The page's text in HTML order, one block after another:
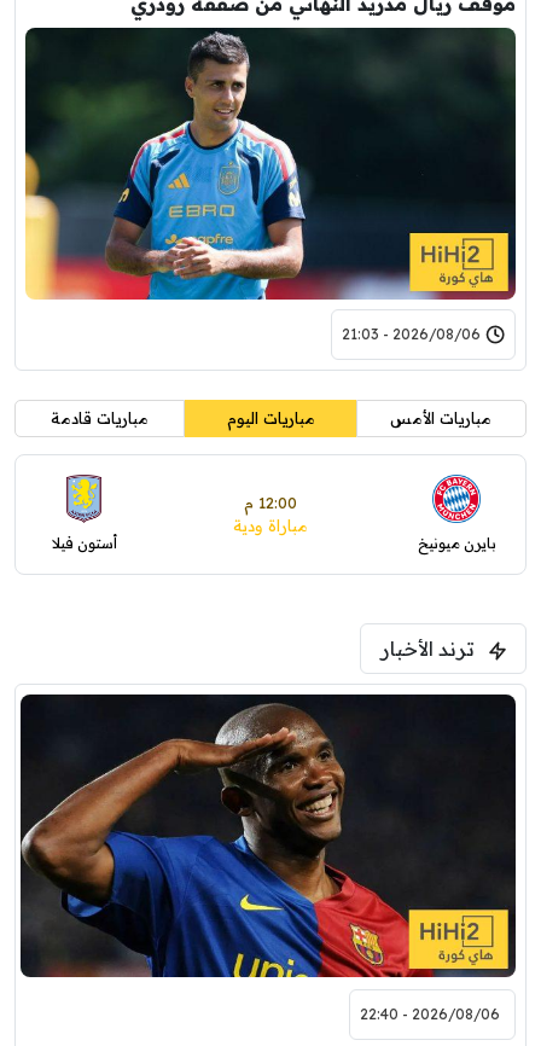
2026/08/06 - 21:03
مباريات الأمس مباريات اليوم مباريات قادمة
بايرن ميونيخ
12:00 م
مباراة ودية
أستون فيلا
ترند الأخبار
2026/08/06 - 22:40